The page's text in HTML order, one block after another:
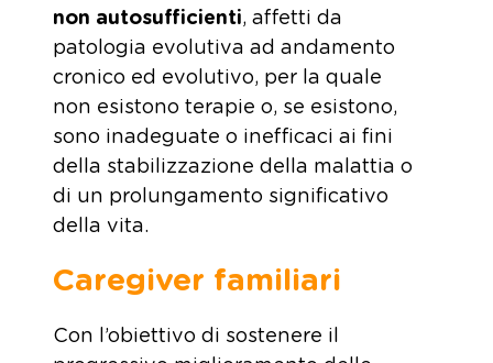
non autosufficienti, affetti da
patologia evolutiva ad andamento
cronico ed evolutivo, per la quale
non esistono terapie o, se esistono,
sono inadeguate o inefficaci ai fini
della stabilizzazione della malattia o
di un prolungamento significativo
della vita.
Caregiver familiari
Con l’obiettivo di sostenere il